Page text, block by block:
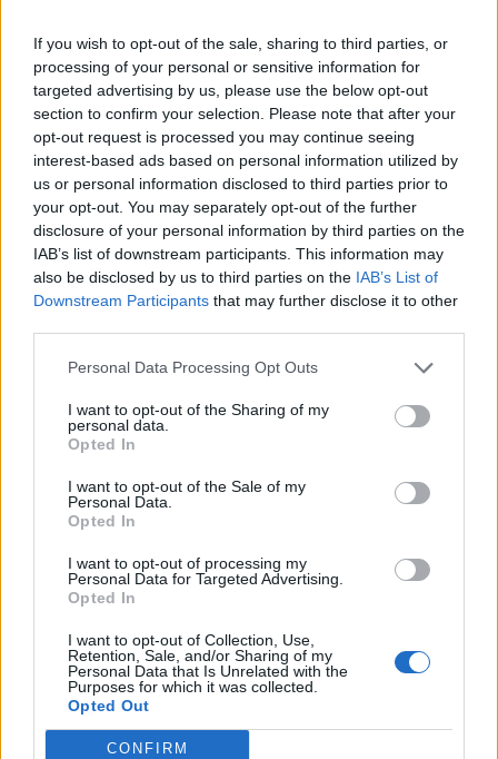
If you wish to opt-out of the sale, sharing to third parties, or
processing of your personal or sensitive information for
targeted advertising by us, please use the below opt-out
section to confirm your selection. Please note that after your
opt-out request is processed you may continue seeing
interest-based ads based on personal information utilized by
us or personal information disclosed to third parties prior to
your opt-out. You may separately opt-out of the further
disclosure of your personal information by third parties on the
IAB’s list of downstream participants. This information may
also be disclosed by us to third parties on the IAB’s List of
Downstream Participants that may further disclose it to other
Personal Data Processing Opt Outs
I want to opt-out of the Sharing of my
personal data.
Opted In
I want to opt-out of the Sale of my
Personal Data.
Opted In
I want to opt-out of processing my
Personal Data for Targeted Advertising.
Opted In
I want to opt-out of Collection, Use,
Retention, Sale, and/or Sharing of my
Personal Data that Is Unrelated with the
Purposes for which it was collected.
Opted Out
CONFIRM
Δευτέρα 11/2/19
11°C
Αίθριος
0% νεφοκάλυψης
0.00 mm Βροχή
Νοτιοδυτικός πολύ ασθενής - BF 2
Τρίτη 12/2/19
8°C
Νεφώσεις κατά περιόδους όλη την ημέρα.
79% νεφοκάλυψης
Δυτικός σχεδόν άπνοια - BF 1
Τετάρτη 13/2/19
65% νεφοκάλυψης
1.37 mm Βροχή
Βόρειος πολύ ασθενής - BF 2
ΠΕΡΙΒΑΛΛΟΝ